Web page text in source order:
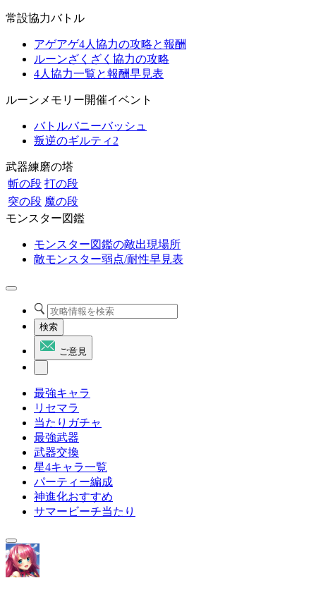
常設協力バトル
アゲアゲ4人協力の攻略と報酬
ルーンざくざく協力の攻略
4人協力一覧と報酬早見表
ルーンメモリー開催イベント
バトルバニーバッシュ
叛逆のギルティ2
武器練磨の塔
斬の段 打の段
突の段 魔の段
モンスター図鑑
モンスター図鑑の敵出現場所
敵モンスター弱点/耐性早見表
検索
ご意見
最強キャラ
リセマラ
当たりガチャ
最強武器
武器交換
星4キャラ一覧
パーティー編成
神進化おすすめ
サマービーチ当たり